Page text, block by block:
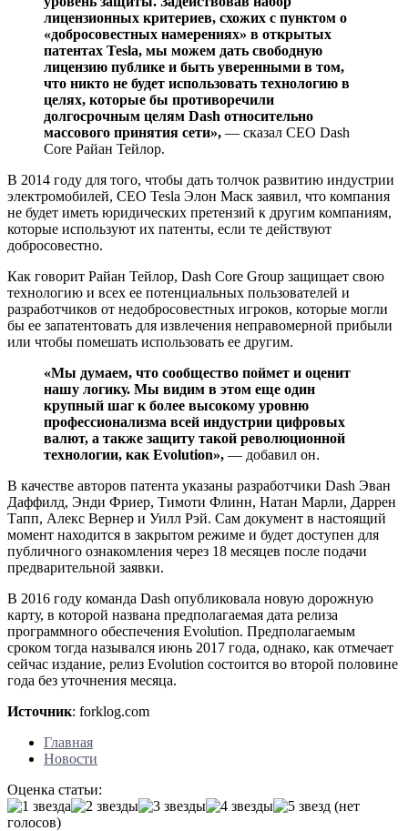
лицензионных критериев, схожих с пунктом о
«добросовестных намерениях» в открытых
патентах Tesla, мы можем дать свободную
лицензию публике и быть уверенными в том,
что никто не будет использовать технологию в
целях, которые бы противоречили
долгосрочным целям Dash относительно
массового принятия сети», — сказал CEO Dash
Core Райан Тейлор.
В 2014 году для того, чтобы дать толчок развитию индустрии
электромобилей, CEO Tesla Элон Маск заявил, что компания
не будет иметь юридических претензий к другим компаниям,
которые используют их патенты, если те действуют
добросовестно.
Как говорит Райан Тейлор, Dash Core Group защищает свою
технологию и всех ее потенциальных пользователей и
разработчиков от недобросовестных игроков, которые могли
бы ее запатентовать для извлечения неправомерной прибыли
или чтобы помешать использовать ее другим.
«Мы думаем, что сообщество поймет и оценит
нашу логику. Мы видим в этом еще один
крупный шаг к более высокому уровню
профессионализма всей индустрии цифровых
валют, а также защиту такой революционной
технологии, как Evolution», — добавил он.
В качестве авторов патента указаны разработчики Dash Эван
Даффилд, Энди Фриер, Тимоти Флинн, Натан Марли, Даррен
Тапп, Алекс Вернер и Уилл Рэй. Сам документ в настоящий
момент находится в закрытом режиме и будет доступен для
публичного ознакомления через 18 месяцев после подачи
предварительной заявки.
В 2016 году команда Dash опубликовала новую дорожную
карту, в которой названа предполагаемая дата релиза
программного обеспечения Evolution. Предполагаемым
сроком тогда назывался июнь 2017 года, однако, как отмечает
сейчас издание, релиз Evolution состоится во второй половине
года без уточнения месяца.
Источник: forklog.com
Главная
Новости
Оценка статьи:
(нет
голосов)